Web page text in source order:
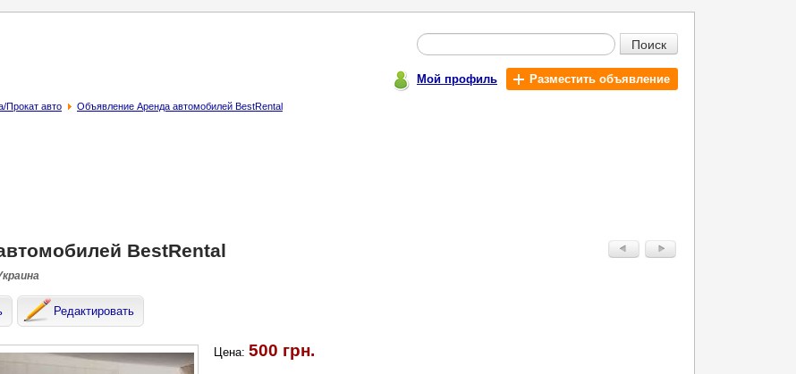
Поиск
Мой профиль Разместить объявление
Прокат авто Объявление Аренда автомобилей BestRental
BestRental
Редактировать
Цена: 500 грн.